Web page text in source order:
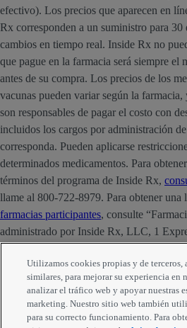
efectivo). Los precios que aparecen en
Rx corresponden a un suministro para 30
cambios en tiempo real. Inside Rx no
que pague en la farmacia será siempre el
antes de su compra. Los precios de los
vacunas pueden variar según la
son responsables de pagar el costo con
incluidos los cargos por administración
corresponda. Pueden aplicarse
determinados medicamentos. Para
términos del programa de Inside Rx,
llame al 800-722-8979. Para obtener una
farmacias participantes, consulte
administrado por Inside Rx, LLC, 1
Strategic Development, Inc.
Utilizamos cookies propias y de terceros,
similares, para mejorar su experiencia en
analizar el tráfico web y apoyar nuestras
marketing. Nuestro sitio web también
para su correcto funcionamiento. Para